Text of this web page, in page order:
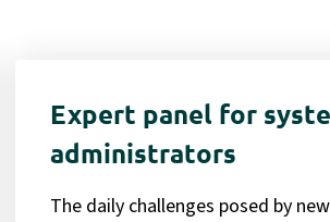
Expert panel for
administrators
The daily challenges posed by new